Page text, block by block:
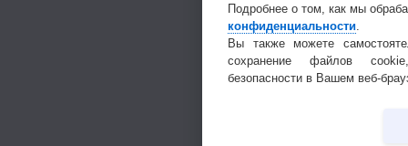
Подробнее о том, как мы
конфиденциальности
Вы также можете
сохранение файлов
безопасности в Вашем веб-